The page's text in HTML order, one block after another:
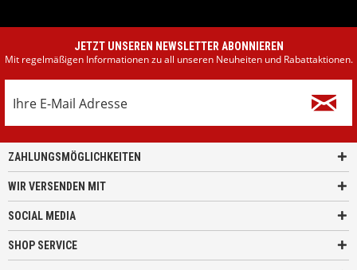
JETZT UNSEREN NEWSLETTER ABONNIEREN
Mit regelmäßigen Informationen zu all unseren Neuheiten und Rabattaktionen.
ZAHLUNGSMÖGLICHKEITEN
WIR VERSENDEN MIT
SOCIAL MEDIA
SHOP SERVICE